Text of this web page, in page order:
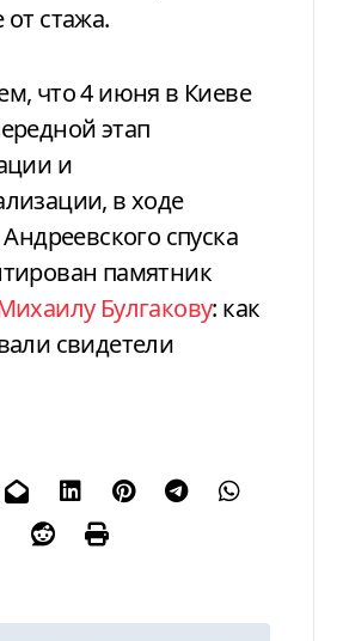
стажа.
что 4 июня в Киеве
этап
и
в ходе
спуска
памятник
Булгакову: как
свидетели